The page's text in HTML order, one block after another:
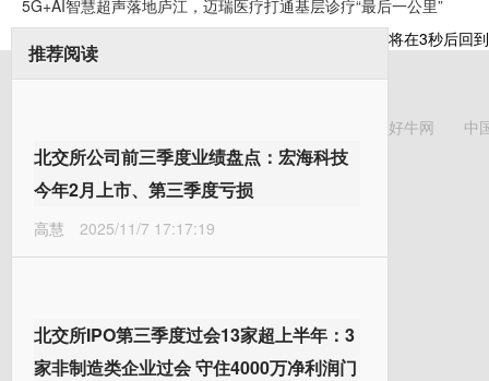
5G+AI智慧超声落地庐江，迈瑞医疗打通基层诊疗“最后一公里”
推荐阅读
北交所公司前三季度业绩盘点：宏海科技
今年2月上市、第三季度亏损
高慧 2025/11/7 17:17:19
北交所IPO第三季度过会13家超上半年：3
家非制造类企业过会 守住4000万净利润门
将在3秒后回
好牛网 中